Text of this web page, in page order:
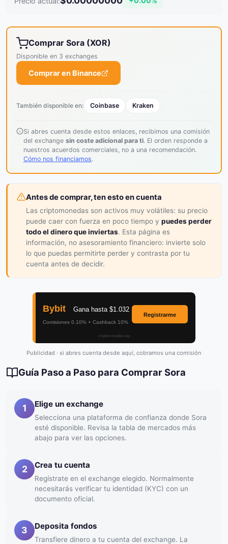
Comprar Sora (XOR)
Disponible en 3 exchanges
Comprar en Binance
También disponible en: Coinbase Kraken
Si abres cuenta desde estos enlaces, recibimos una comisión
del exchange sin coste adicional para ti. El orden responde a
nuestros acuerdos comerciales, no a una recomendación.
Cómo nos financiamos.
Antes de comprar, ten esto en cuenta
Las criptomonedas son activos muy volátiles: su precio
puede caer con fuerza en poco tiempo y puedes perder
todo el dinero que inviertas. Esta página es
información, no asesoramiento financiero: invierte solo
lo que puedas permitirte perder y contrasta por tu
cuenta antes de decidir.
Publicidad · si abres cuenta desde aquí, cobramos una comisión
Guía Paso a Paso para Comprar Sora
1 Elige un exchange
Selecciona una plataforma de confianza donde Sora
esté disponible. Revisa la tabla de mercados más
abajo para ver las opciones.
2 Crea tu cuenta
Regístrate en el exchange elegido. Normalmente
necesitarás verificar tu identidad (KYC) con un
documento oficial.
3 Deposita fondos
Transfiere dinero a tu cuenta del exchange. La